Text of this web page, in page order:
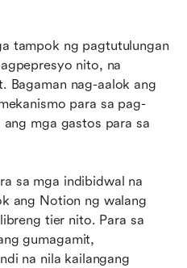
tampok ng pagtutulungan
nito, na
Bagaman nag-aalok ang
para sa pag-
mga gastos para sa
sa mga indibidwal na
ang Notion ng walang
tier nito. Para sa
gumagamit,
na nila kailangang